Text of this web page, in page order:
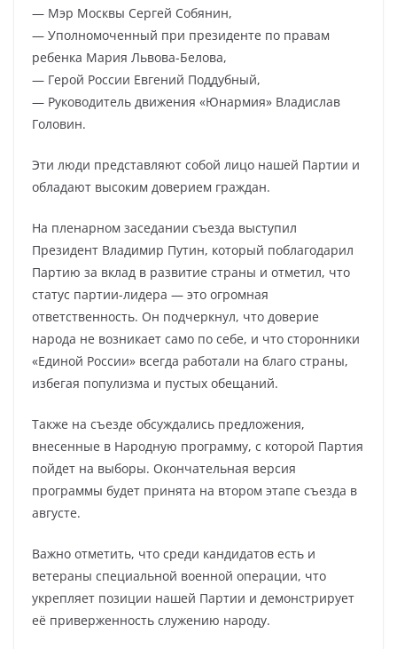
— Мэр Москвы Сергей Собянин,
— Уполномоченный при президенте по правам
ребенка Мария Львова-Белова,
— Герой России Евгений Поддубный,
— Руководитель движения «Юнармия» Владислав
Головин.
Эти люди представляют собой лицо нашей Партии и
обладают высоким доверием граждан.
На пленарном заседании съезда выступил
Президент Владимир Путин, который поблагодарил
Партию за вклад в развитие страны и отметил, что
статус партии-лидера — это огромная
ответственность. Он подчеркнул, что доверие
народа не возникает само по себе, и что сторонники
«Единой России» всегда работали на благо страны,
избегая популизма и пустых обещаний.
Также на съезде обсуждались предложения,
внесенные в Народную программу, с которой Партия
пойдет на выборы. Окончательная версия
программы будет принята на втором этапе съезда в
августе.
Важно отметить, что среди кандидатов есть и
ветераны специальной военной операции, что
укрепляет позиции нашей Партии и демонстрирует
её приверженность служению народу.